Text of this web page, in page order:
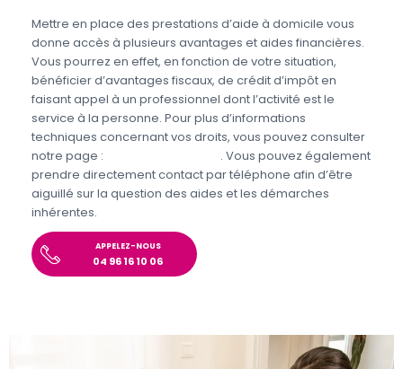
Mettre en place des prestations d’aide à domicile vous
donne accès à plusieurs avantages et aides financières.
Vous pourrez en effet, en fonction de votre situation,
bénéficier d’avantages fiscaux, de crédit d’impôt en
faisant appel à un professionnel dont l’activité est le
service à la personne. Pour plus d’informations
techniques concernant vos droits, vous pouvez consulter
notre page :
. Vous pouvez également
prendre directement contact par téléphone afin d’être
aiguillé sur la question des aides et les démarches
inhérentes.
APPELEZ-NOUS
04 96 16 10 06